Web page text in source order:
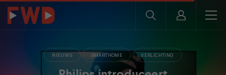
NIEUWS SMARTHOME VERLICHTING